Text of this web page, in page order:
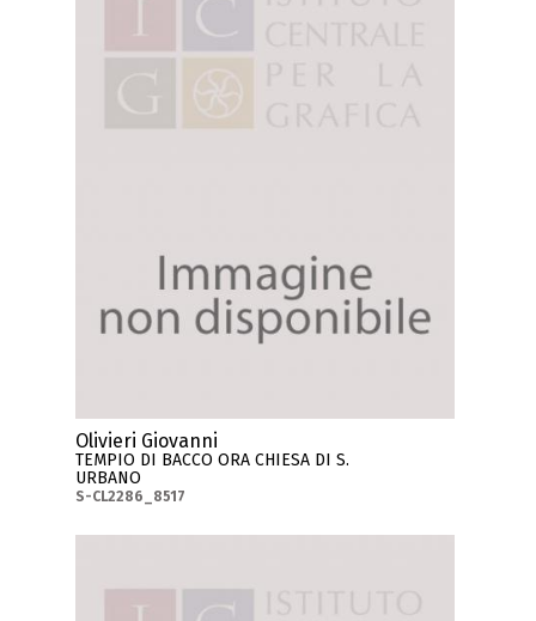
Olivieri Giovanni
TEMPIO DI BACCO ORA CHIESA DI S.
URBANO
S-CL2286_8517